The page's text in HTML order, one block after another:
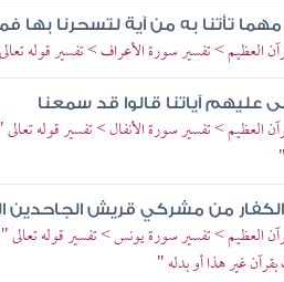
مهما تأتنا به من آية لتسحرنا بها
العظيم > تفسير سورة الأعراف > تفسير قوله
عليهم آياتنا قالوا قد سمعنا
العظيم > تفسير سورة الأنفال > تفسير قوله تعالى
من مشركي قريش الجاحدين
العظيم > تفسير سورة يونس > تفسير قوله تعالى "
بقرآن غير هذا أو بدله "